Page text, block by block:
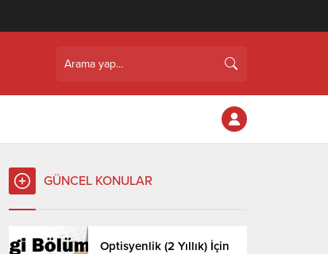
GÜNCEL KONULAR
Optisyenlik (2 Yıllık) İçin